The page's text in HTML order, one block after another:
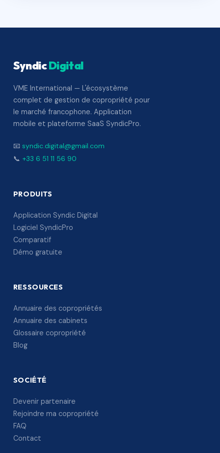
SyndicDigital
VME International — L'écosystème
complet de gestion de copropriété pour
le marché francophone. Application
mobile et plateforme SaaS SyndicPro.
📧 syndic.digital@gmail.com
📞 +33 6 51 11 56 90
PRODUITS
Application Syndic Digital
Logiciel SyndicPro
Comparatif
Démo gratuite
RESSOURCES
Annuaire des copropriétés
Annuaire des cabinets
Glossaire copropriété
Blog
SOCIÉTÉ
Devenir partenaire
Rejoindre ma copropriété
FAQ
Contact